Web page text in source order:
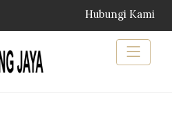
Hubungi Kami